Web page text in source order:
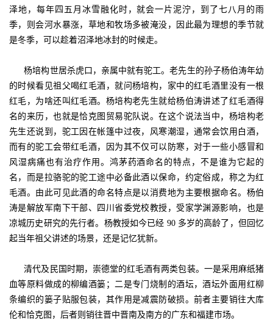
泽地，每年四五月冰雪融化时，就会一片泥泞，到了七八月的雨
季，则会河水暴涨，草地和牧场多被淹没，因此最为理想的季节就
是冬季，可以趁着沼泽地冰封的时候走。
杨培构世居杀虎口，亲属中就有驼工。老先生的孙子杨伯涛年幼
的时候看见祖父喝红毛酒，就问杨培构，家中的红毛酒里没有一根
红毛，为啥还叫红毛酒。杨培构老先生就给杨伯涛讲述了红毛酒得
名的来历，也就是恰克图贸易驼队说。在这个说法当中，杨培构老
先生还说到，驼工因在帐篷中过夜，风寒潮湿，通常会饮用白酒，
而有的驼工会带红毛酒，因为其不仅可以防寒，对于一些小感冒和
风湿病痛也有治疗作用。鸿茅药酒命名的特点，不是谁为它起的
名，而是拉骆驼的驼工途中必备此酒以保命，约定俗成，称之为红
毛酒。由此可见此酒的命名特点是以消费地为主要根据命名。杨伯
涛是解放军南下干部、四川省委党校教授，受家学渊源影响，也是
凉城历史研究的先行者。杨教授如今已经 90 多岁的高龄了，但回忆
起当年祖父讲述的场景，还是记忆犹新。
清代及民国时期，崇德堂的红毛酒有两类包装。一是采用麻纸猪
血等原料做成的柳编酒篓；二是专门烧制的酒坛，酒坛外面用红柳
条编织的篓子贴服包装，其作用是减震防破损。前者主要销往大库
伦和恰克图，后者则销往晋中晋南及南方的广东和福建市场。